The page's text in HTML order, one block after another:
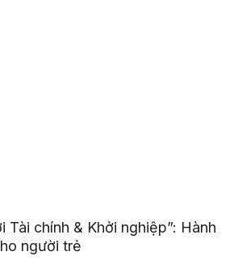
Tài chính & Khởi nghiệp”: Hành
người trẻ